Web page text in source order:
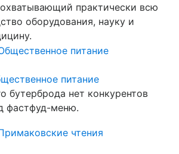
практически всю
оборудования, науку и
питание
бутерброда нет конкурентов
фастфуд-меню.